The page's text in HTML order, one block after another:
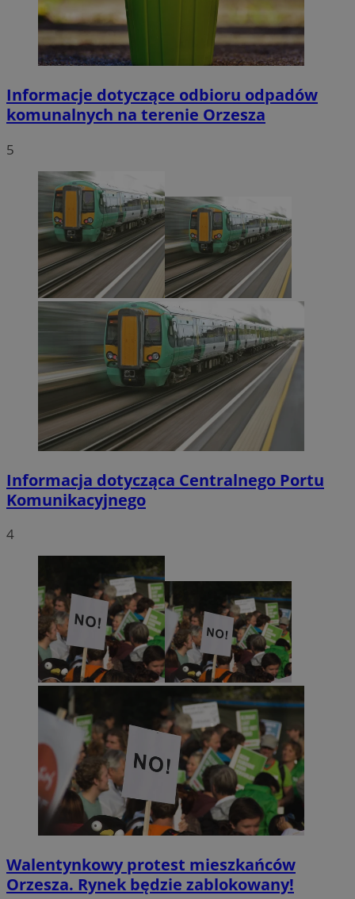
Informacje dotyczące odbioru odpadów
komunalnych na terenie Orzesza
5
Informacja dotycząca Centralnego Portu
Komunikacyjnego
4
Walentynkowy protest mieszkańców
Orzesza. Rynek będzie zablokowany!